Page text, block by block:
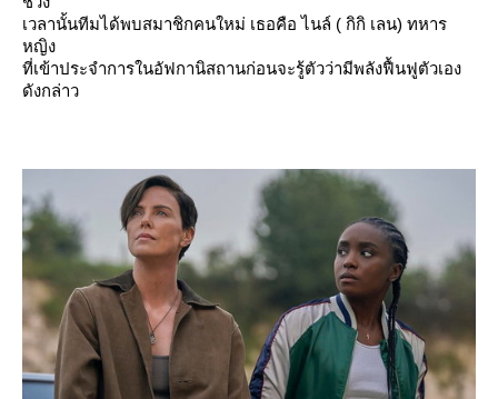
เวลานั้นทีมได้พบสมาชิกคนใหม่ เธอคือ ไนล์ ( กิกิ เลน) ทหาร
หญิง
ที่เข้าประจำการในอัฟกานิสถานก่อนจะรู้ตัวว่ามีพลังฟื้นฟูตัวเอง
ดังกล่าว